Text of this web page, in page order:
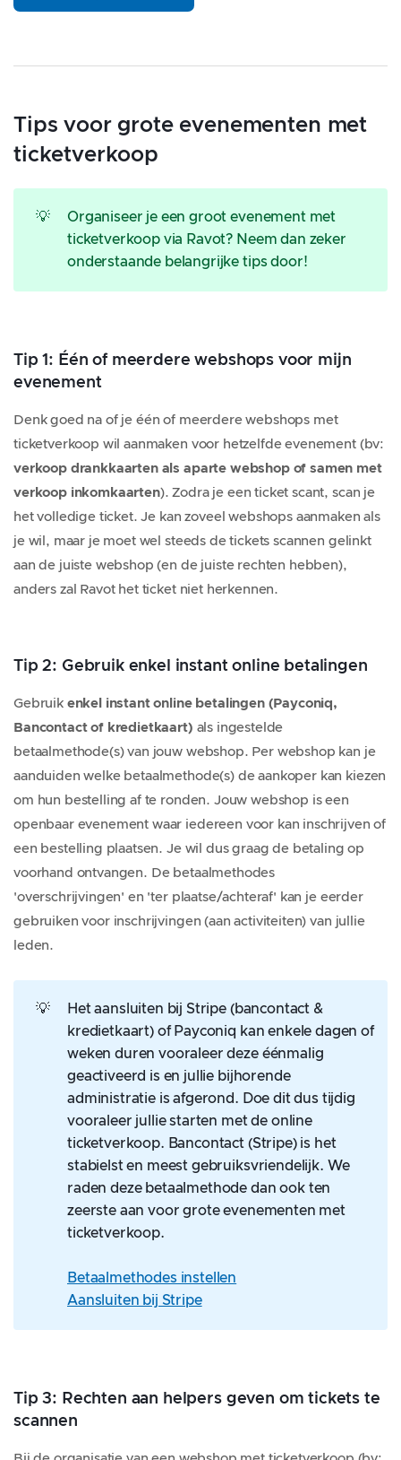
Tips voor grote evenementen met
ticketverkoop
💡
Organiseer je een groot evenement met
ticketverkoop via Ravot? Neem dan zeker
onderstaande belangrijke tips door!
Tip 1: Één of meerdere webshops voor mijn
evenement
Denk goed na of je één of meerdere webshops met
ticketverkoop wil aanmaken voor hetzelfde evenement (bv:
verkoop drankkaarten als aparte webshop of samen met
verkoop inkomkaarten). Zodra je een ticket scant, scan je
het volledige ticket. Je kan zoveel webshops aanmaken als
je wil, maar je moet wel steeds de tickets scannen gelinkt
aan de juiste webshop (en de juiste rechten hebben),
anders zal Ravot het ticket niet herkennen.
Tip 2: Gebruik enkel instant online betalingen
Gebruik enkel instant online betalingen (Payconiq,
Bancontact of kredietkaart) als ingestelde
betaalmethode(s) van jouw webshop. Per webshop kan je
aanduiden welke betaalmethode(s) de aankoper kan kiezen
om hun bestelling af te ronden. Jouw webshop is een
openbaar evenement waar iedereen voor kan inschrijven of
een bestelling plaatsen. Je wil dus graag de betaling op
voorhand ontvangen. De betaalmethodes
'overschrijvingen' en 'ter plaatse/achteraf' kan je eerder
gebruiken voor inschrijvingen (aan activiteiten) van jullie
leden.
💡
Het aansluiten bij Stripe (bancontact &
kredietkaart) of Payconiq kan enkele dagen of
weken duren vooraleer deze éénmalig
geactiveerd is en jullie bijhorende
administratie is afgerond. Doe dit dus tijdig
vooraleer jullie starten met de online
ticketverkoop. Bancontact (Stripe) is het
stabielst en meest gebruiksvriendelijk. We
raden deze betaalmethode dan ook ten
zeerste aan voor grote evenementen met
ticketverkoop.
Betaalmethodes instellen
Aansluiten bij Stripe
Tip 3: Rechten aan helpers geven om tickets te
scannen